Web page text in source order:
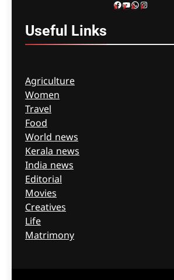
Facebook
YouTube
WhatsApp
Instagram
Useful Links
Agriculture
Women
Travel
Food
World news
Kerala news
India news
Editorial
Movies
Creatives
Life
Matrimony